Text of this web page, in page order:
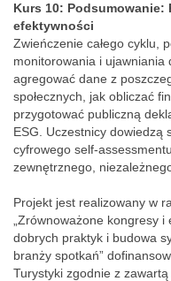
Kurs 10:
efektywności
Zwieńczenie całego cyklu,
monitorowania i ujawniania
agregować dane z
społecznych, jak obliczać
przygotować publiczną
ESG. Uczestnicy dowiedzą
cyfrowego self-
zewnętrznego,
Projekt jest realizowany w
„Zrównoważone kongresy
dobrych praktyk i budowa
branży spotkań”
Turystyki zgodnie z